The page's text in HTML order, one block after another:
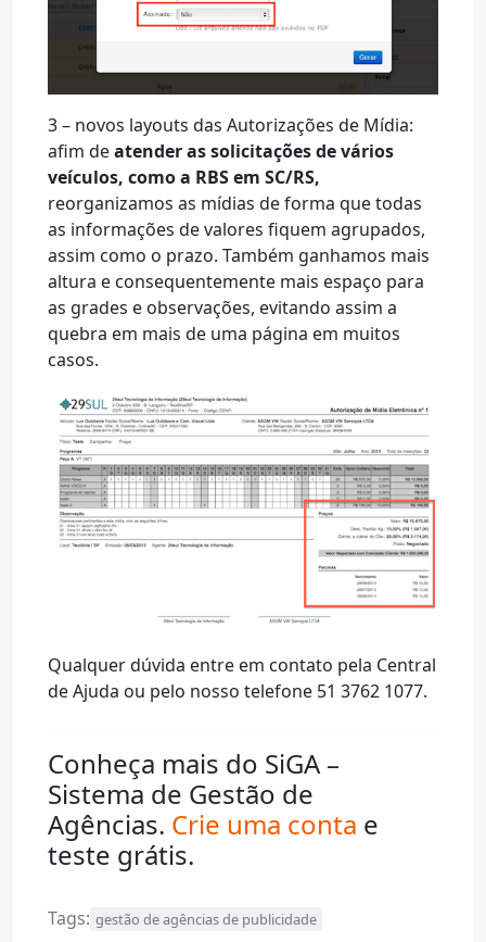
3 – novos layouts das Autorizações de Mídia:
afim deatender as solicitações de vários
veículos, como a RBS em SC/RS,
reorganizamos as mídias de forma que todas
as informações de valores fiquem agrupados,
assim como o prazo. Também ganhamos mais
altura e consequentemente mais espaço para
as grades e observações, evitando assim a
quebra em mais de uma página em muitos
casos.
Qualquer dúvida entre em contato pela Central
de Ajuda ou pelo nosso telefone 51 3762 1077.
Conheça mais do SiGA –
Sistema de Gestão de
Agências. Crie uma conta e
teste grátis.
Tags: gestão de agências de publicidade